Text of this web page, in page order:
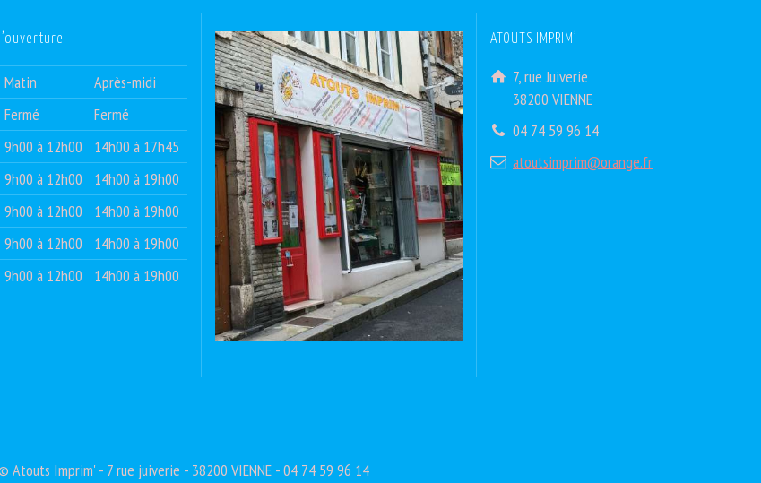
Matin
Après-midi
Fermé
Fermé
9h00 à 12h00
14h00 à 17h45
9h00 à 12h00
14h00 à 19h00
9h00 à 12h00
14h00 à 19h00
9h00 à 12h00
14h00 à 19h00
9h00 à 12h00 14h00 à 19h00
ATOUTS IMPRIM’
7, rue Juiverie
38200 VIENNE
04 74 59 96 14
atoutsimprim@orange.fr
Atouts Imprim' - 7 rue juiverie - 38200 VIENNE - 04 74 59 96 14